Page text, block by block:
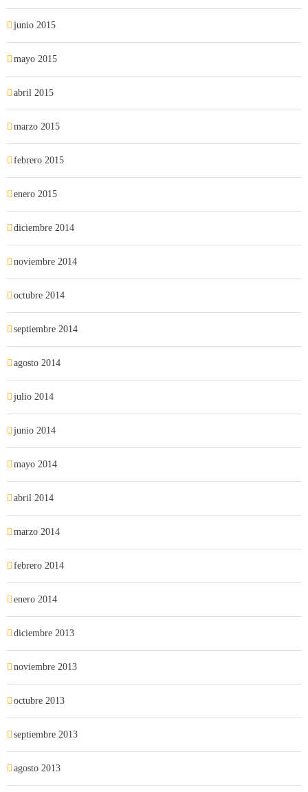
junio 2015
mayo 2015
abril 2015
marzo 2015
febrero 2015
enero 2015
diciembre 2014
noviembre 2014
octubre 2014
septiembre 2014
agosto 2014
julio 2014
junio 2014
mayo 2014
abril 2014
marzo 2014
febrero 2014
enero 2014
diciembre 2013
noviembre 2013
octubre 2013
septiembre 2013
agosto 2013